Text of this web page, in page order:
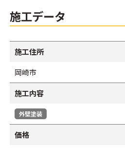
施工データ
施工住所
岡崎市
施工内容
外壁塗装
価格